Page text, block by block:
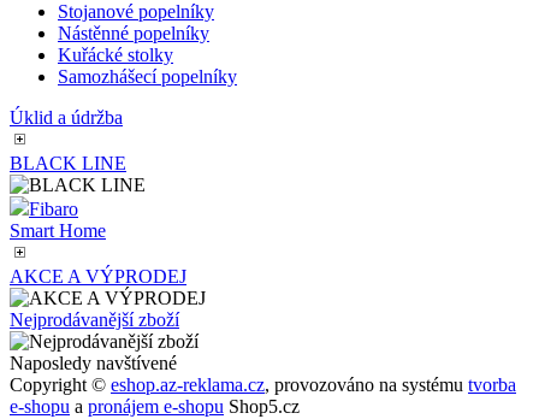
Stojanové popelníky
Nástěnné popelníky
Kuřácké stolky
Samozhášecí popelníky
Úklid a údržba
BLACK LINE
Fibaro
Smart Home
AKCE A VÝPRODEJ
Nejprodávanější zboží
Naposledy navštívené
Copyright © eshop.az-reklama.cz, provozováno na systému tvorba
e-shopu a pronájem e-shopu Shop5.cz